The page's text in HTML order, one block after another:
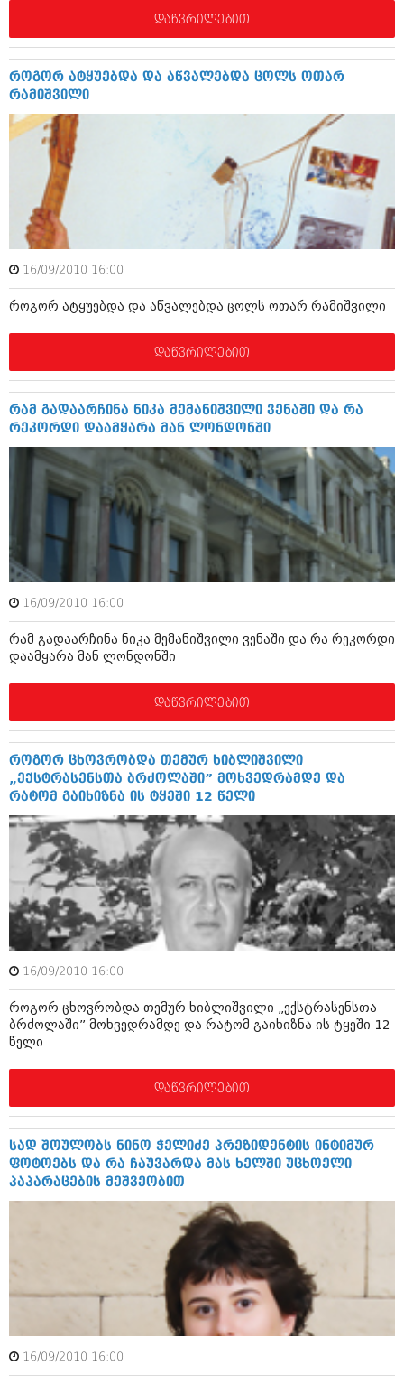
იანვარი 2016 (206)
ნოემბერი 2015 (264)
სექტემბერი 2015 (215)
აგვისტო 2015 (286)
ივლისი 2015 (173)
ივნისი 2015 (261)
აპრილი 2015 (208)
თებერვალი 2015 (286)
დეკემბერი 2014 (342)
ნოემბერი 2014 (290)
სექტემბერი 2014 (394)
ივლისი 2014 (313)
ივნისი 2014 (366)
მაისი 2014 (313)
აპრილი 2014 (290)
მარტი 2014 (413)
თებერვალი 2014 (318)
იანვარი 2014 (297)
დეკემბერი 2013 (365)
ნოემბერი 2013 (279)
ოქტომბერი 2013 (256)
სექტემბერი 2013 (368)
აგვისტო 2013 (89)
ივლისი 2013 (182)
ივნისი 2013 (212)
აპრილი 2013 (304)
მარტი 2013 (352)
თებერვალი 2013 (204)
იანვარი 2013 (334)
ნოემბერი 2012 (295)
სექტემბერი 2012 (264)
აგვისტო 2012 (268)
ივლისი 2012 (322)
ივნისი 2012 (282)
მაისი 2012 (240)
აპრილი 2012 (294)
მარტი 2012 (259)
თებერვალი 2012 (376)
იანვარი 2012 (322)
ნოემბერი 2011 (471)
ოქტომბერი 2011 (754)
სექტემბერი 2011 (407)
აგვისტო 2011 (249)
ივლისი 2011 (400)
მაისი 2011 (415)
აპრილი 2011 (294)
ნოემბერი 2010 (422)
ოქტომბერი 2010 (341)
სექტემბერი 2010 (449)
აგვისტო 2010 (461)
ივლისი 2010 (556)
ივნისი 2010 (685)
მაისი 2010 (232)
აპრილი 2010 (229)
მარტი 2010 (454)
თებერვალი 2010 (421)
იანვარი 2010 (422)
დეკემბერი 2009 (510)
დაწვრილებით
როგორ ატყუებდა და აწვალებდა ცოლს ოთარ
რამიშვილი
16/09/2010 16:00
როგორ ატყუებდა და აწვალებდა ცოლს ოთარ რამიშვილი
დაწვრილებით
რამ გადაარჩინა ნიკა მემანიშვილი ვენაში და რა
რეკორდი დაამყარა მან ლონდონში
16/09/2010 16:00
რამ გადაარჩინა ნიკა მემანიშვილი ვენაში და რა რეკორდი
დაამყარა მან ლონდონში
დაწვრილებით
როგორ ცხოვრობდა თემურ ხიბლიშვილი
„ექსტრასენსთა ბრძოლაში” მოხვედრამდე და
რატომ გაიხიზნა ის ტყეში 12 წელი
16/09/2010 16:00
როგორ ცხოვრობდა თემურ ხიბლიშვილი „ექსტრასენსთა
ბრძოლაში” მოხვედრამდე და რატომ გაიხიზნა ის ტყეში 12
წელი
დაწვრილებით
სად შოულობს ნინო ჭელიძე პრეზიდენტის ინტიმურ
ფოტოებს და რა ჩაუვარდა მას ხელში უცხოელი
პაპარაცების მეშვეობით
16/09/2010 16:00